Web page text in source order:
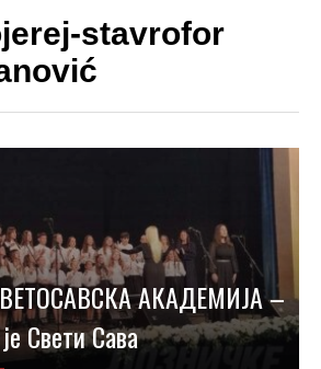
stavrofor
АКАДЕМИЈА –
Свети Сава